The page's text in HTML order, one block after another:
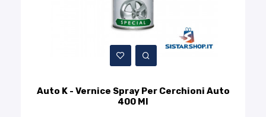
Auto K - Vernice Spray Per Cerchioni Auto
400 Ml